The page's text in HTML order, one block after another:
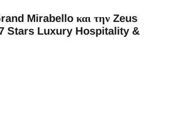
Mirabello και την Zeus
Stars Luxury Hospitality &